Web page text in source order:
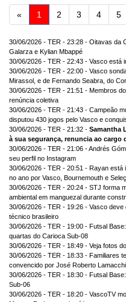
« Anterior
1 2 3 4 5
30/06/2026 - TER - 23:28 - Oitavas da
Galarza e Kylian Mbappé
30/06/2026 - TER - 22:43 - Vasco está
30/06/2026 - TER - 22:00 - Vasco
Mirassol, e de Fernando Seabra, do
30/06/2026 - TER - 21:51 - Membros
renúncia coletiva
30/06/2026 - TER - 21:43 - Campeão
disputou 430 jogos pelo Vasco e
30/06/2026 - TER - 21:32 - Samantha
à sua segurança, renuncia ao cargo
30/06/2026 - TER - 21:06 - Andrés
seu perfil no Instagram
30/06/2026 - TER - 20:51 - Rayan está
no ano por Vasco, Bournemouth e
30/06/2026 - TER - 20:24 - STJ forma
ambiental em manguezal durante
30/06/2026 - TER - 19:26 - Vasco
técnico brasileiro
30/06/2026 - TER - 19:00 - Futsal
quartas do Carioca Sub-08
30/06/2026 - TER - 18:49 - Veja fotos
30/06/2026 - TER - 18:33 - Familiares
convencido por José Roberto
30/06/2026 - TER - 18:30 - Futsal
Sub-06
30/06/2026 - TER - 18:20 - VascoTV